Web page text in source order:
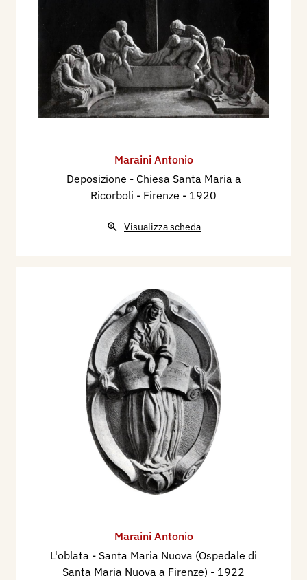
Maraini Antonio
Deposizione - Chiesa Santa Maria a
Ricorboli - Firenze - 1920
Visualizza scheda
Maraini Antonio
L'oblata - Santa Maria Nuova (Ospedale di
Santa Maria Nuova a Firenze) - 1922